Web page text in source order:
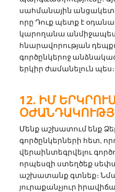
սահմանային
որը Դուք պետք է
կարողանա անմիջապես
հնարավորության
գործընկերոջ
երկիր ժամանելուն պես։
ԻՄ
Մենք աշխատում ենք
գործընկերների հետ,
վերաինտեգրվելու
որպեսզի ստեղծեք
աշխատանք գտնեք։ Նման
յուրաքանչյուր